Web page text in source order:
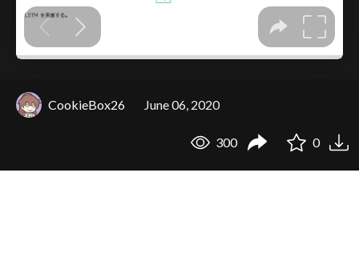
CookieBox26 June 06, 2020
300 0